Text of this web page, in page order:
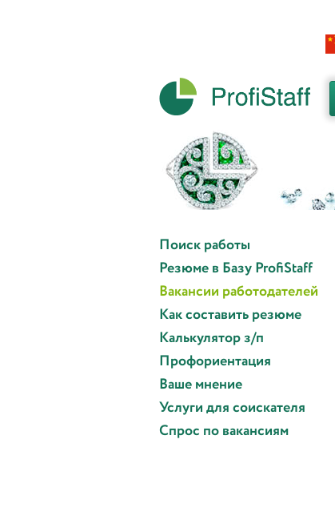
Поиск работы
Резюме в Базу ProfiStaff
Вакансии работодателей
Как составить резюме
Калькулятор з/п
Профориентация
Ваше мнение
Услуги для соискателя
Спрос по вакансиям